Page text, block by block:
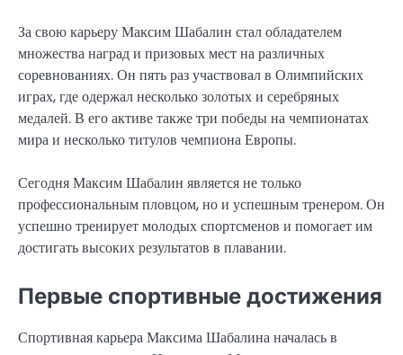
За свою карьеру Максим Шабалин стал обладателем
множества наград и призовых мест на различных
соревнованиях. Он пять раз участвовал в Олимпийских
играх, где одержал несколько золотых и серебряных
медалей. В его активе также три победы на чемпионатах
мира и несколько титулов чемпиона Европы.
Сегодня Максим Шабалин является не только
профессиональным пловцом, но и успешным тренером. Он
успешно тренирует молодых спортсменов и помогает им
достигать высоких результатов в плавании.
Первые спортивные достижения
Спортивная карьера Максима Шабалина началась в